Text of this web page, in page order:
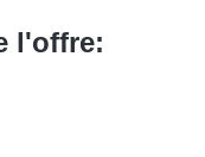
l'offre: